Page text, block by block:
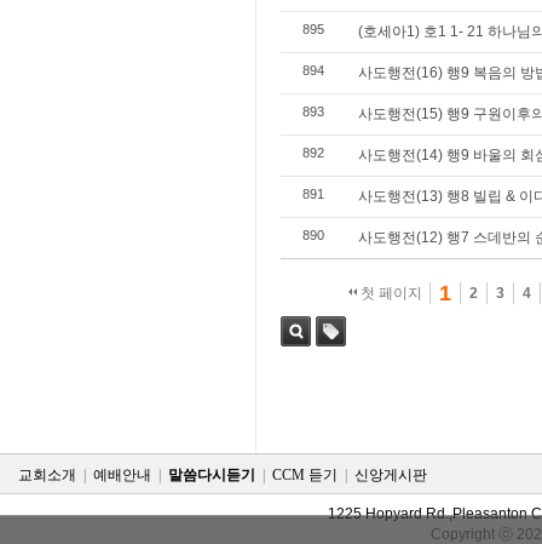
895 (호세아1) 호1 1- 21 하나님
894 사도행전(16) 행9 복음의 방
893 사도행전(15) 행9 구원이후
892 사도행전(14) 행9 바울의 회
891 사도행전(13) 행8 빌립 & 이
890 사도행전(12) 행7 스데반의
첫 페이지 1 2 3 4
교회소개 예배안내 말씀다시듣기 CCM 듣기 신앙게시판
1225 Hopyard Rd.,Pleasanton
Copyright ⓒ